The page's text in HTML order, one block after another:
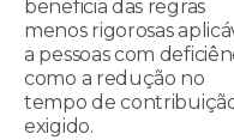
beneficia das regras
menos rigorosas
a pessoas com
como a redução no
tempo de
exigido.